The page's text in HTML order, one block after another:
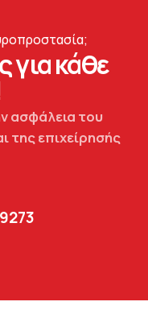
κάθε
ασφάλεια του
της επιχείρησής